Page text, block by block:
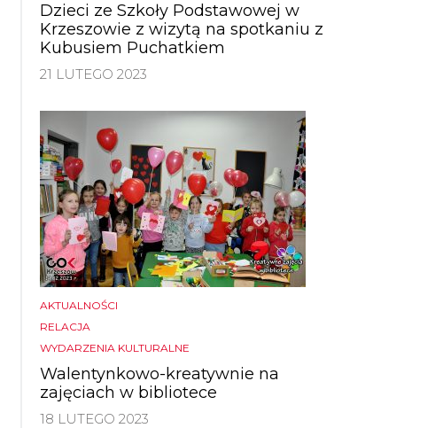
Dzieci ze Szkoły Podstawowej w
Krzeszowie z wizytą na spotkaniu z
Kubusiem Puchatkiem
21 LUTEGO 2023
AKTUALNOŚCI
RELACJA
WYDARZENIA KULTURALNE
Walentynkowo-kreatywnie na
zajęciach w bibliotece
18 LUTEGO 2023